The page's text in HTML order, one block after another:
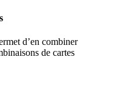
d’en combiner
de cartes